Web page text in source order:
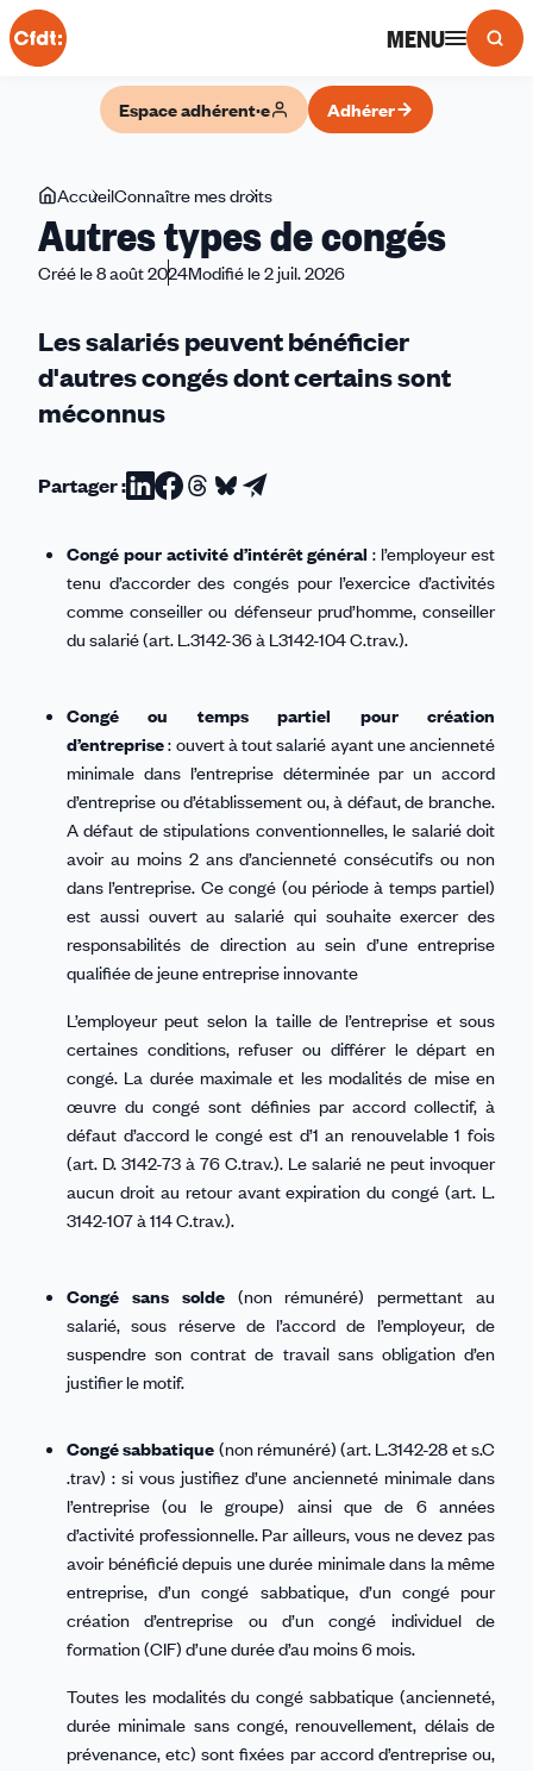
Panneau de gestion des cookies
MENU
Espace adhérent·e Adhérer
Vous
êtes
ici
AccueilConnaître mes droits
types
de
Autres types de congés
Créé le 8 août 2024Modifié le 2 juil. 2026
Les salariés peuvent bénéficier
d'autres congés dont certains sont
méconnus
Partager :Partager
Linkedin
Partager
Facebook
Partager
Threads
Partager
Bluesky
Partager
email
Congé pour activité d’intérêt général: l’employeur est
tenu d’accorder des congés pour l’exercice d’activités
comme conseiller ou défenseur prud’homme, conseiller
du salarié (art. L.3142-36 à L3142-104 C.trav.).
Congé ou temps partiel pour création
d’entreprise: ouvert à tout salarié ayant une ancienneté
minimale dans l’entreprise déterminée par un accord
d’entreprise ou d’établissement ou, à défaut, de branche.
A défaut de stipulations conventionnelles, le salarié doit
avoir au moins 2 ans d’ancienneté consécutifs ou non
dans l’entreprise. Ce congé (ou période à temps partiel)
est aussi ouvert au salarié qui souhaite exercer des
responsabilités de direction au sein d’une entreprise
qualifiée de jeune entreprise innovante
L’employeur peut selon la taille de l’entreprise et sous
certaines conditions, refuser ou différer le départ en
congé. La durée maximale et les modalités de mise en
œuvre du congé sont définies par accord collectif, à
défaut d’accord le congé est d’1 an renouvelable 1 fois
(art. D. 3142-73 à 76 C.trav.). Le salarié ne peut invoquer
aucun droit au retour avant expiration du congé (art. L.
3142-107 à 114 C.trav.).
Congé sans solde(non rémunéré) permettant au
salarié, sous réserve de l’accord de l’employeur, de
suspendre son contrat de travail sans obligation d’en
justifier le motif.
Congésabbatique (non rémunéré) (art. L.3142-28 et s.C
.trav) : si vous justifiez d’une ancienneté minimale dans
l’entreprise (ou le groupe) ainsi que de 6 années
d’activité professionnelle. Par ailleurs, vous ne devez pas
avoir bénéficié depuis une durée minimale dans la même
entreprise, d’un congé sabbatique, d’un congé pour
création d’entreprise ou d’un congé individuel de
formation (CIF) d’une durée d’au moins 6 mois.
Toutes les modalités du congé sabbatique (ancienneté,
durée minimale sans congé, renouvellement, délais de
prévenance, etc) sont fixées par accord d’entreprise ou,